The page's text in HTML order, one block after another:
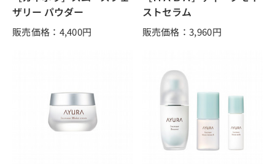
ザリー パウダー
販売価格：4,400円
ストセラム
販売価格：3,960円